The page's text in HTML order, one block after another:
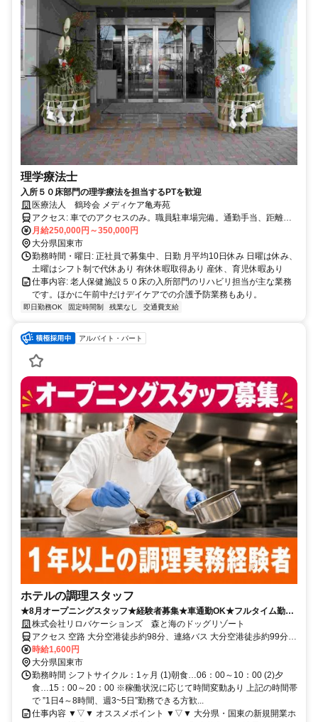
理学療法士
入所５０床部門の理学療法を担当するPTを歓迎
医療法人 鶴玲会 メディケア亀寿苑
アクセス: 車でのアクセスのみ。職員駐車場完備。通勤手当、距離に
応じて支給します。
月給250,000円～350,000円
大分県国東市
勤務時間・曜日: 正社員で募集中、日勤 月平均10日休み 日曜は休み、
土曜はシフト制で代休あり 有休休暇取得あり 産休、育児休暇あり
仕事内容: 老人保健施設５０床の入所部門のリハビリ担当が主な業務
です。ほかに午前中だけデイケアでの介護予防業務もあり。
即日勤務OK 固定時間制 残業なし 交通費支給
アルバイト・パート
ホテルの調理スタッフ
★8月オープニングスタッフ★経験者募集★車通勤OK★フルタイム勤務
は月収25万円も可◎
株式会社リロバケーションズ 森と海のドッグリゾート
アクセス 空路 大分空港徒歩約98分、連絡バス 大分空港徒歩約99分
大分空港からバスで「黒津崎」下車 徒歩3分 ★車・バイク通勤OK
時給1,600円
大分県国東市
勤務時間 シフトサイクル：1ヶ月 (1)朝食…06：00～10：00 (2)夕
食…15：00～20：00 ※稼働状況に応じて時間変動あり 上記の時間帯
で ”1日4～8時間、週3~5日”勤務できる方歓...
仕事内容 ▼▽▼ オススメポイント ▼▽▼ 大分県・国東の新規開業ホ